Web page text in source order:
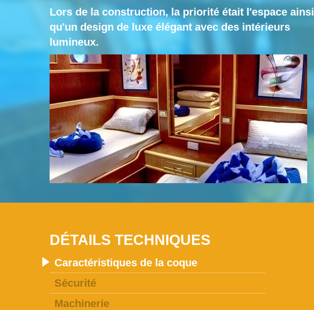
Lors de la construction, la priorité était l'espace ainsi
qu'un design de luxe élégant avec des intérieurs
lumineux.
DÉTAILS TECHNIQUES
Caractéristiques de la coque
Sécurité
Machinerie